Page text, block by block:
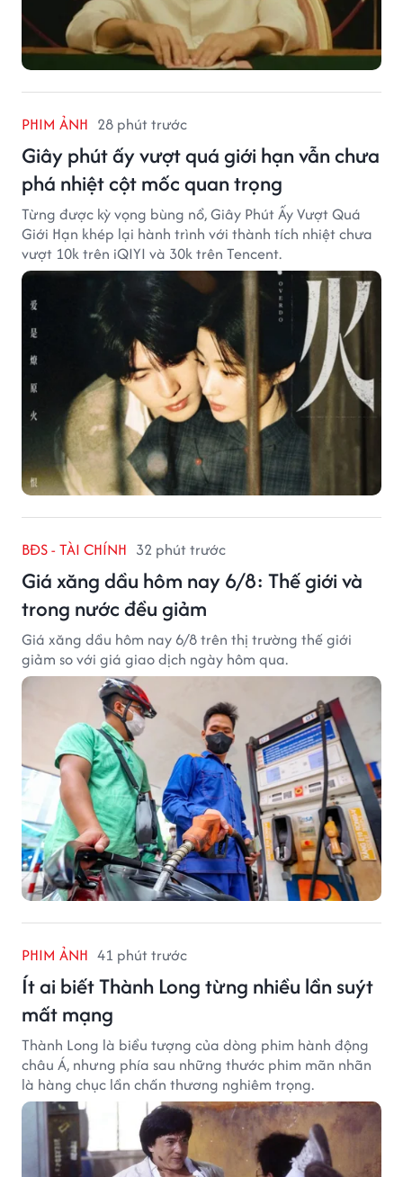
PHIM ẢNH 28 phút trước
Giây phút ấy vượt quá giới hạn vẫn chưa
phá nhiệt cột mốc quan trọng
Từng được kỳ vọng bùng nổ, Giây Phút Ấy Vượt Quá
Giới Hạn khép lại hành trình với thành tích nhiệt chưa
vượt 10k trên iQIYI và 30k trên Tencent.
BĐS - TÀI CHÍNH 32 phút trước
Giá xăng dầu hôm nay 6/8: Thế giới và
trong nước đều giảm
Giá xăng dầu hôm nay 6/8 trên thị trường thế giới
giảm so với giá giao dịch ngày hôm qua.
PHIM ẢNH 41 phút trước
Ít ai biết Thành Long từng nhiều lần suýt
mất mạng
Thành Long là biểu tượng của dòng phim hành động
châu Á, nhưng phía sau những thước phim mãn nhãn
là hàng chục lần chấn thương nghiêm trọng.